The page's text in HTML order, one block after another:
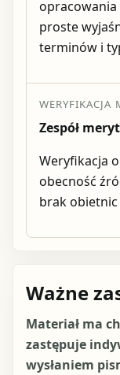
proste
terminów i
WERYFIKACJA
Zespół
Weryfikacja
obecność
brak
Ważne
Materiał ma
zastępuje
wysłaniem